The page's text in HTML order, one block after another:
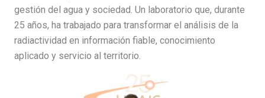
gestión del agua y sociedad. Un laboratorio que, durante
25 años, ha trabajado para transformar el análisis de la
radiactividad en información fiable, conocimiento
aplicado y servicio al territorio.